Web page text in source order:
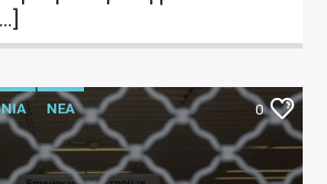
ΝΕΑ 0